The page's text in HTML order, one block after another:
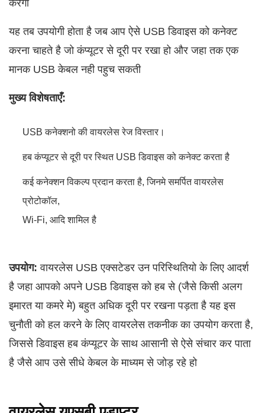
करेगा
यह तब उपयोगी होता है जब आप ऐसे USB डिवाइस को कनेक्ट
करना चाहते है जो कंप्यूटर से दूरी पर रखा हो और जहा तक एक
मानक USB केबल नही पहुच सकती
मुख्य विशेषताएँ:
USB कनेक्शनो की वायरलेस रेज विस्तार।
हब कंप्यूटर से दूरी पर स्थित USB डिवाइस को कनेक्ट करता है
कई कनेक्शन विकल्प प्रदान करता है, जिनमे समर्पित वायरलेस
प्रोटोकॉल,
Wi-Fi, आदि शामिल है
उपयोग:वायरलेस USB एक्सटेडर उन परिस्थितियो के लिए आदर्श
है जहा आपको अपने USB डिवाइस को हब से (जैसे किसी अलग
इमारत या कमरे मे) बहुत अधिक दूरी पर रखना पड़ता है यह इस
चुनौती को हल करने के लिए वायरलेस तकनीक का उपयोग करता है,
जिससे डिवाइस हब कंप्यूटर के साथ आसानी से ऐसे संचार कर पाता
है जैसे आप उसे सीधे केबल के माध्यम से जोड़ रहे हो